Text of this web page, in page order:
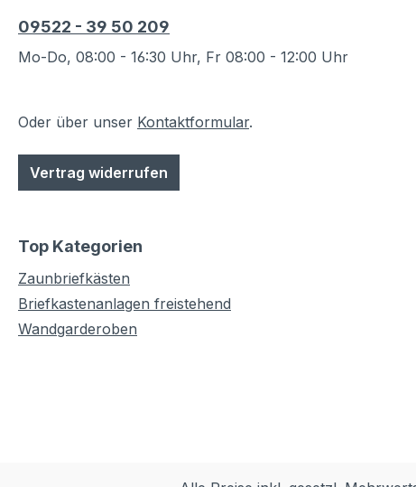
09522 - 39 50 209
Mo-Do, 08:00 - 16:30 Uhr, Fr 08:00 - 12:00 Uhr
Oder über unser Kontaktformular.
Vertrag widerrufen
Top Kategorien
Zaunbriefkästen
Briefkastenanlagen freistehend
Wandgarderoben